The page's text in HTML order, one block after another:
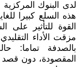
لدى البنوك
هذه السلع كبيرا
القوة للتأثير على
مزقت الأداء
بالصدفة تماما:
المقصودة، دون